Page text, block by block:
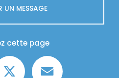
UN MESSAGE
cette page